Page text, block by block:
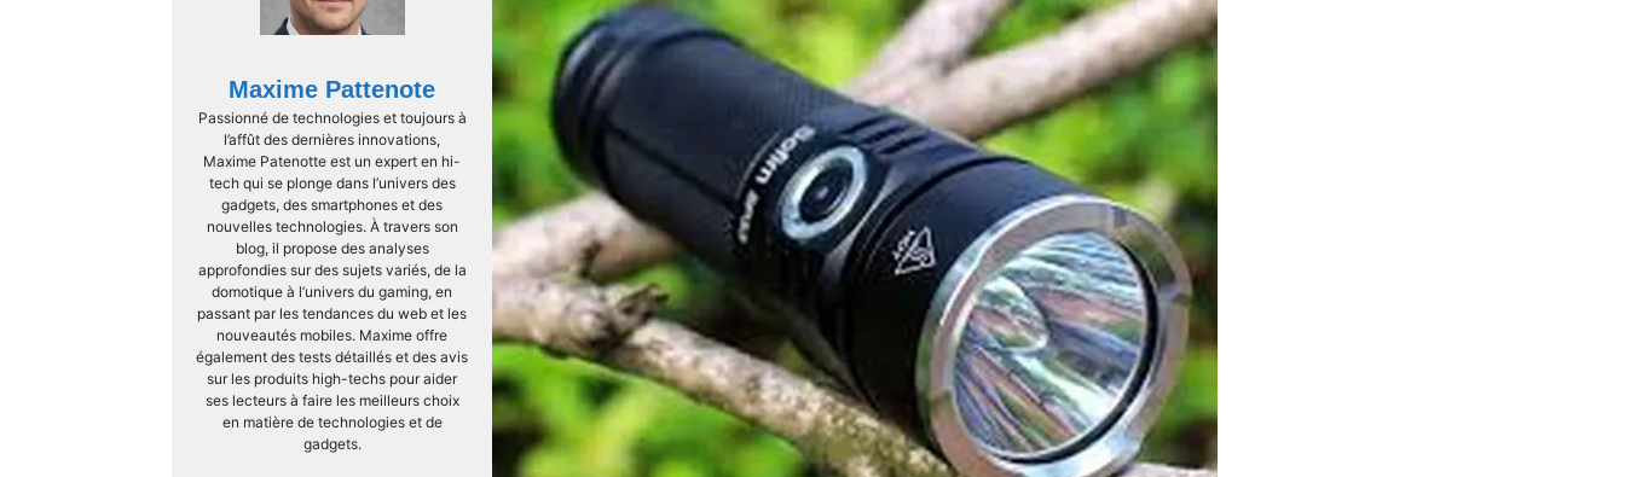
Maxime Pattenote
Passionné de technologies et toujours à
l’affût des dernières innovations,
Maxime Patenotte est un expert en hi-
tech qui se plonge dans l’univers des
gadgets, des smartphones et des
nouvelles technologies. À travers son
blog, il propose des analyses
approfondies sur des sujets variés, de la
domotique à l’univers du gaming, en
passant par les tendances du web et les
nouveautés mobiles. Maxime offre
également des tests détaillés et des avis
sur les produits high-techs pour aider
ses lecteurs à faire les meilleurs choix
en matière de technologies et de
gadgets.